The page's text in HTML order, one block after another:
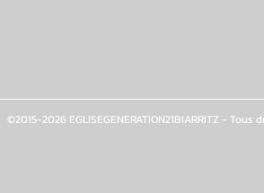
©2015-2026 EGLISEGENERATION21BIARRITZ - Tous